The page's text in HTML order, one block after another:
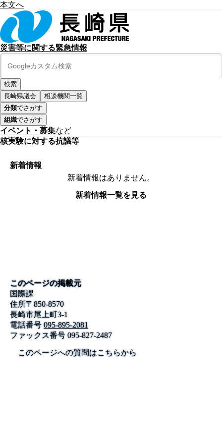
本文へ
災害等に関する緊急情報
長崎県議会
相談機関一覧
分類でさがす
組織でさがす
イベント・募集など
核実験に対する抗議等
新着情報
新着情報はありません。
新着情報一覧を見る
このページの掲載元
国際課
住所〒850-8570
長崎市尾上町3-1
電話番号 095-895-2081
ファックス番号095-827-2487
このページへの質問はこちらから